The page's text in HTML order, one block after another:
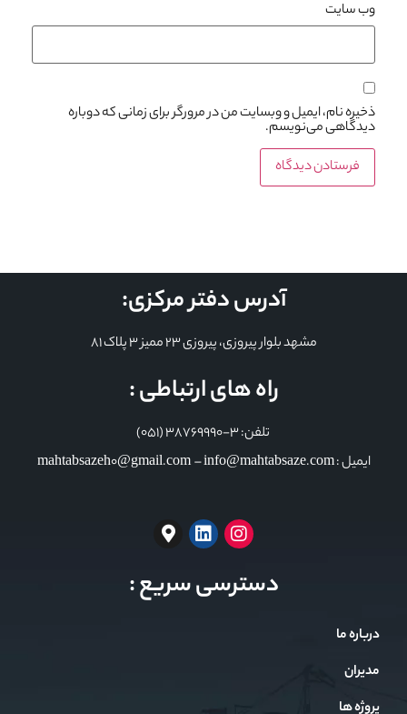
وب‌ سایت
ذخیره نام، ایمیل و وبسایت من در مرورگر برای زمانی که دوباره
دیدگاهی می‌نویسم.
آدرس دفتر مرکزی:
مشهد بلوار پیروزی، پیروزی 23 ممیز 3 پلاک 81
راه های ارتباطی :
تلفن: 3-38769990 (051)
ایمیل : mahtabsazeh0@gmail.com – info@mahtabsaze.com
دسترسی سریع :
درباره ما
مدیران
پروژه ها